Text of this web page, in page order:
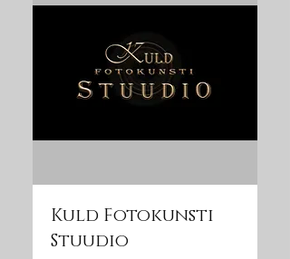
Kuld Fotokunsti
Stuudio